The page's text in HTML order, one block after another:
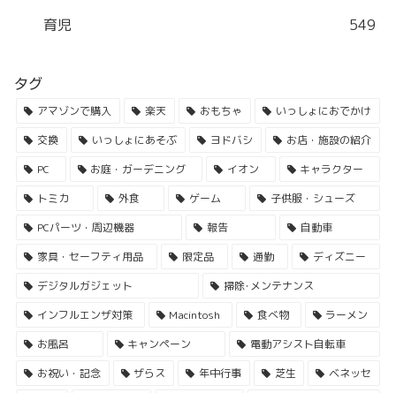
育児 549
タグ
アマゾンで購入 楽天 おもちゃ
いっしょにおでかけ
交換
いっしょにあそぶ ヨドバシ
お店・施設の紹介
PC
お庭・ガーデニング イオン
キャラクター
トミカ
外食 ゲーム
子供服・シューズ
PCパーツ・周辺機器
報告
自動車
家具・セーフティ用品
限定品 通勤
ディズニー
デジタルガジェット
掃除･メンテナンス
インフルエンザ対策
Macintosh 食べ物
ラーメン
お風呂
キャンペーン
電動アシスト自転車
お祝い・記念
ザらス 年中行事 芝生
ベネッセ